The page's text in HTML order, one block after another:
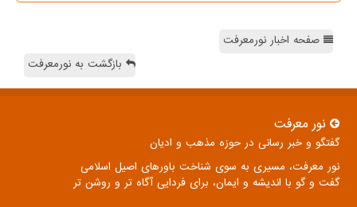
صفحه اخبار نورمعرفت
بازگشت به نورمعرفت
نور معرفت
گفتگو و خبر رسانی در حوزه مذهب و ادیان
نور معرفت، مسیری به سوی شناخت باورهای اصیل اسلامی
گفت و گو با اندیشه و ایمان، برای فردایی آگاه تر و روشن تر